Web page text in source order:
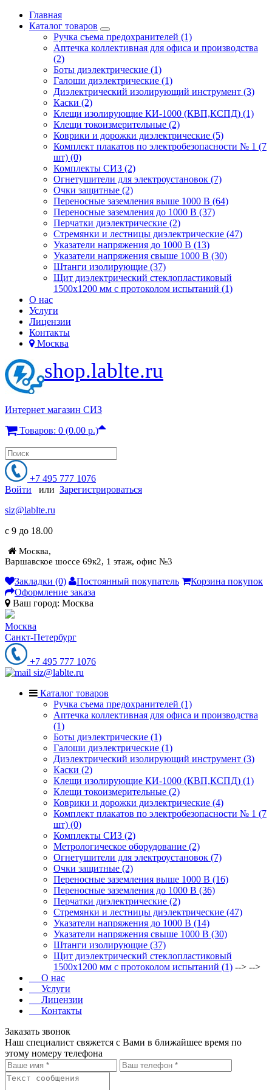
Главная
Каталог товаров
Ручка съема предохранителей (1)
Аптечка коллективная для офиса и производства
(2)
Боты диэлектрические (1)
Галоши диэлектрические (1)
Диэлектрический изолирующий инструмент (3)
Каски (2)
Клещи изолирующие КИ-1000 (КВП,КСПД) (1)
Клещи токоизмерительные (2)
Коврики и дорожки диэлектрические (5)
Комплект плакатов по электробезопасности № 1 (7
шт) (0)
Комплекты СИЗ (2)
Огнетушители для электроустановок (7)
Очки защитные (2)
Переносные заземления выше 1000 В (64)
Переносные заземления до 1000 В (37)
Перчатки диэлектрические (2)
Стремянки и лестницы диэлектрические (47)
Указатели напряжения до 1000 В (13)
Указатели напряжения свыше 1000 В (30)
Штанги изолирующие (37)
Щит диэлектрический стеклопластиковый
1500х1200 мм с протоколом испытаний (1)
О нас
Услуги
Лицензии
Контакты
Москва
shop.lablte.ru
Интернет магазин СИЗ
Товаров: 0 (0.00 р.)
+7 495 777 1076
Войти или Зарегистрироваться
siz@lablte.ru
c 9 до 18.00
Москва,
Варшавское шоссе 69к2, 1 этаж, офис №3
Закладки (0) Постоянный покупатель
Корзина покупок
Оформление заказа
Ваш город: Москва
Москва
Санкт-Петербург
+7 495 777 1076
siz@lablte.ru
Каталог товаров
Ручка съема предохранителей (1)
Аптечка коллективная для офиса и производства
(1)
Боты диэлектрические (1)
Галоши диэлектрические (1)
Диэлектрический изолирующий инструмент (3)
Каски (2)
Клещи изолирующие КИ-1000 (КВП,КСПД) (1)
Клещи токоизмерительные (2)
Коврики и дорожки диэлектрические (4)
Комплект плакатов по электробезопасности № 1 (7
шт) (0)
Комплекты СИЗ (2)
Метрологическое оборудование (2)
Огнетушители для электроустановок (7)
Очки защитные (2)
Переносные заземления выше 1000 В (16)
Переносные заземления до 1000 В (36)
Перчатки диэлектрические (2)
Стремянки и лестницы диэлектрические (47)
Указатели напряжения до 1000 В (14)
Указатели напряжения свыше 1000 В (30)
Штанги изолирующие (37)
Щит диэлектрический стеклопластиковый
1500х1200 мм с протоколом испытаний (1) --> -->
О нас
Услуги
Лицензии
Контакты
Заказать звонок
Наш специалист свяжется с Вами в ближайшее время по
этому номеру телефона